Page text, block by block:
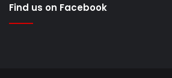
Find us on Facebook